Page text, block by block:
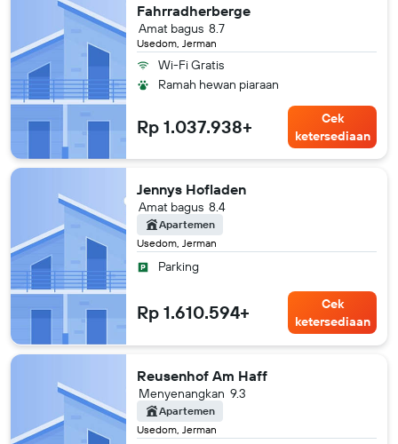
Fahrradherberge
Usedom, Jerman
8.7
Amat bagus
Wi-Fi Gratis
Ramah hewan piaraan
Rp 1.037.938+
Cek
ketersediaan
Jennys Hofladen
Usedom, Jerman
8.4
Amat bagus
Apartemen
Parking
Rp 1.610.594+
Cek
ketersediaan
Reusenhof Am Haff
Usedom, Jerman
9.3
Menyenangkan
Apartemen